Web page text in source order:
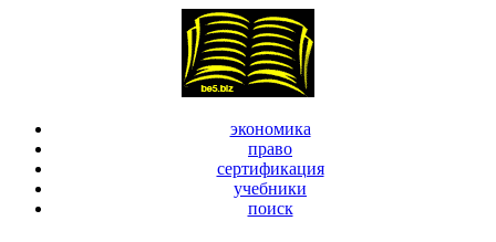
экономика
право
сертификация
учебники
поиск